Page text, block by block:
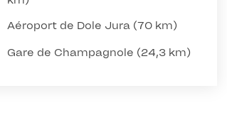
Aéroport de Dole Jura (70 km)
Gare de Champagnole (24,3 km)